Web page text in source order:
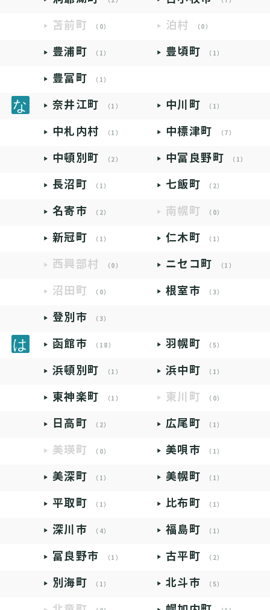
苫前町 （0） 泊村 （0）
豊浦町 （1） 豊頃町 （1）
豊富町 （1）
奈井江町 （1） 中川町 （1）
中札内村 （1） 中標津町 （7）
中頓別町 （2） 中富良野町 （1）
長沼町 （1） 七飯町 （2）
名寄市 （2） 南幌町 （0）
新冠町 （1） 仁木町 （1）
西興部村 （0） ニセコ町 （1）
沼田町 （0） 根室市 （3）
登別市 （3）
函館市 （18） 羽幌町 （5）
浜頓別町 （1） 浜中町 （1）
東神楽町 （1） 東川町 （0）
日高町 （2） 広尾町 （1）
美瑛町 （0） 美唄市 （1）
美深町 （1） 美幌町 （1）
平取町 （1） 比布町 （1）
深川市 （4） 福島町 （1）
富良野市 （1） 古平町 （2）
別海町 （1） 北斗市 （5）